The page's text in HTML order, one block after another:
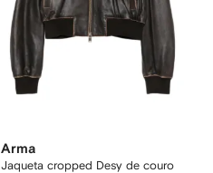
Arma
Jaqueta cropped Desy de couro